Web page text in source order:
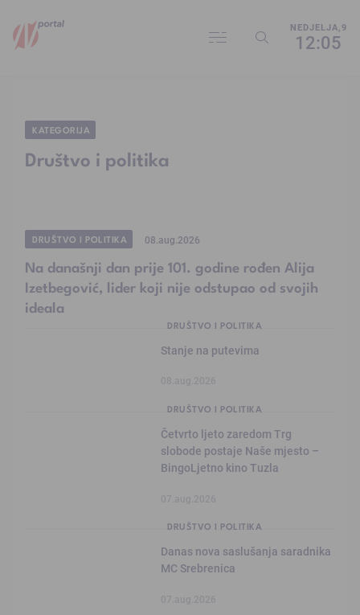
NEDJELJA,9
12:05
KATEGORIJA
Društvo i politika
DRUŠTVO I POLITIKA 08.aug.2026
Na današnji dan prije 101. godine rođen Alija
Izetbegović, lider koji nije odstupao od svojih
ideala
DRUŠTVO I POLITIKA
Stanje na putevima
DRUŠTVO I POLITIKA
Četvrto ljeto zaredom Trg
slobode postaje Naše mjesto –
BingoLjetno kino Tuzla
DRUŠTVO I POLITIKA
Danas nova saslušanja saradnika
MC Srebrenica